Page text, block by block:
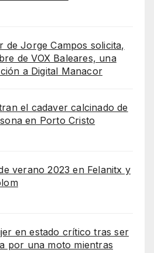
de Jorge Campos solicita,
de VOX Baleares, una
a Digital Manacor
el cadaver calcinado de
en Porto Cristo
verano 2023 en Felanitx y
en estado crítico tras ser
por una moto mientras